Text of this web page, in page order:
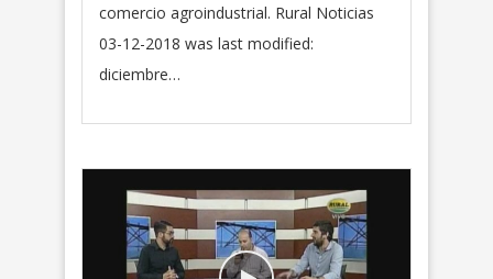
comercio agroindustrial. Rural Noticias
03-12-2018 was last modified:
diciembre…